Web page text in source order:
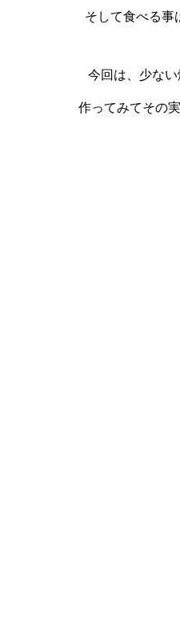
そして食べる事
今回は、少ない
作ってみてその